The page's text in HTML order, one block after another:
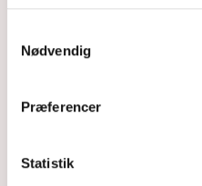
Nødvendig
Præferencer
Statistik